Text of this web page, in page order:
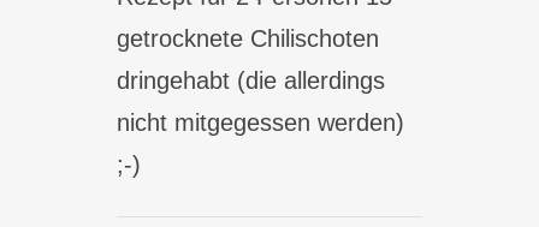
getrocknete Chilischoten
dringehabt (die allerdings
nicht mitgegessen werden)
;-)